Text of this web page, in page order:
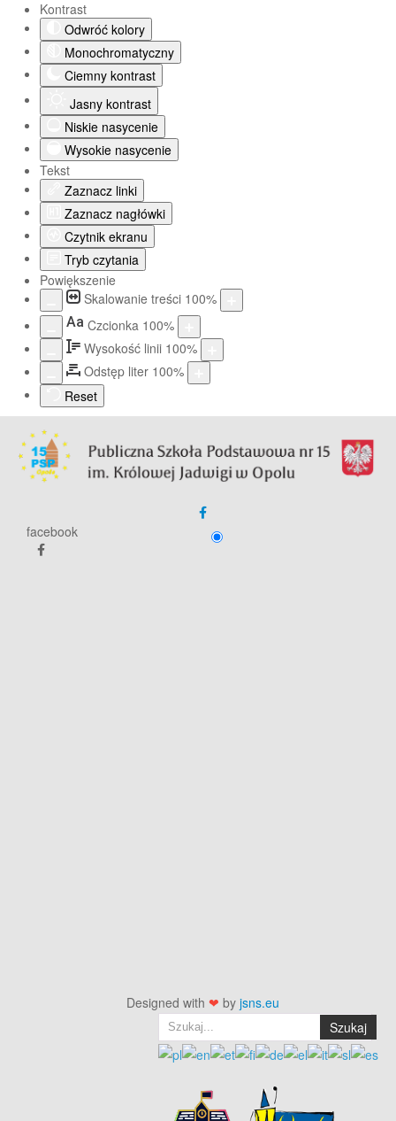
Kontrast
Odwróć kolory
Monochromatyczny
Ciemny kontrast
Jasny kontrast
Niskie nasycenie
Wysokie nasycenie
Tekst
Zaznacz linki
Zaznacz nagłówki
Czytnik ekranu
Tryb czytania
Powiększenie
Skalowanie treści 100%
Aa Czcionka 100%
Wysokość linii 100%
Odstęp liter 100%
Reset
facebook
Designed with ❤ by jsns.eu
Szukaj